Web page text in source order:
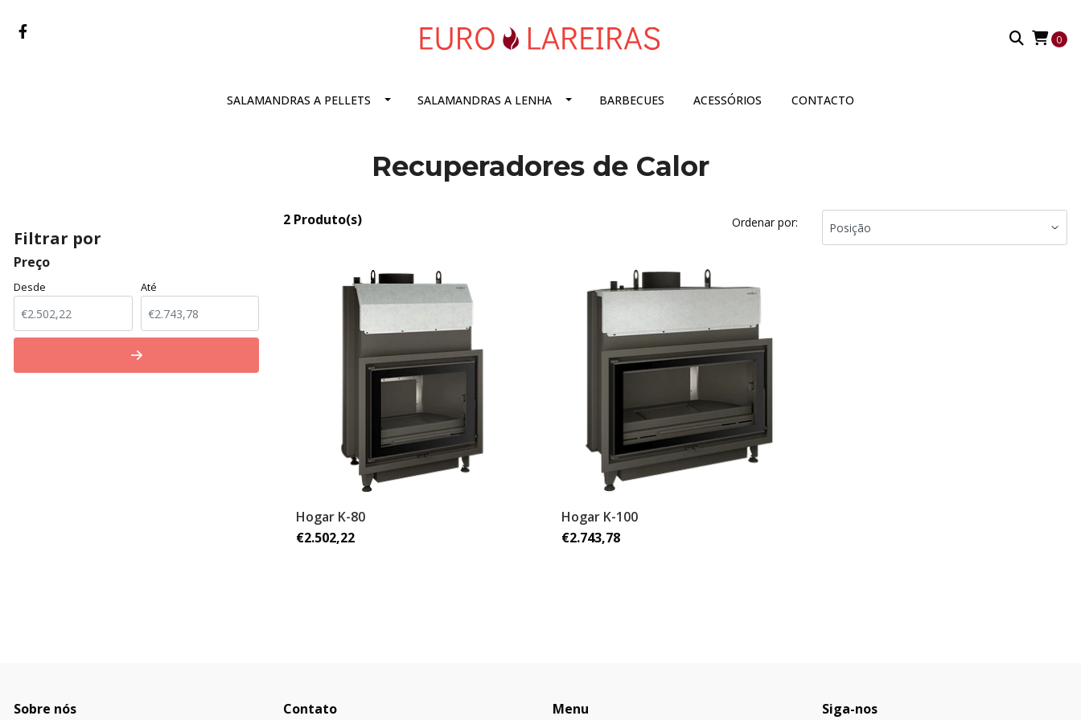
0
SALAMANDRAS A PELLETS SALAMANDRAS A LENHA BARBECUES ACESSÓRIOS CONTACTO
Recuperadores de Calor
Filtrar por
Preço
Desde Até
2 Produto(s) Ordenar por:
Hogar K-80
€2.502,22
Hogar K-100
€2.743,78
Sobre nós Contato Menu Siga-nos